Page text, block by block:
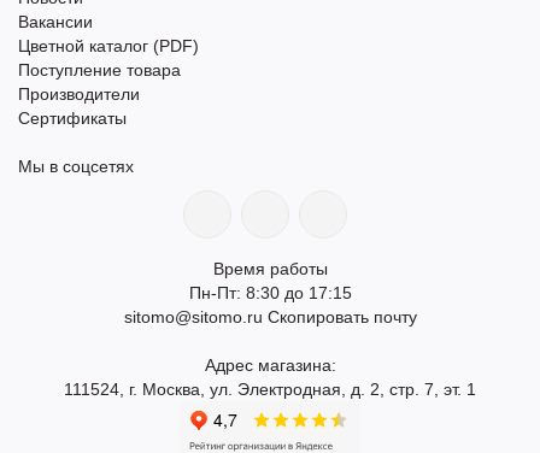
Вакансии
Цветной каталог (PDF)
Поступление товара
Производители
Сертификаты
Мы в соцсетях
Время работы
Пн-Пт: 8:30 до 17:15
sitomo@sitomo.ru Скопировать почту
Адрес магазина:
111524, г. Москва, ул. Электродная, д. 2, стр. 7, эт. 1